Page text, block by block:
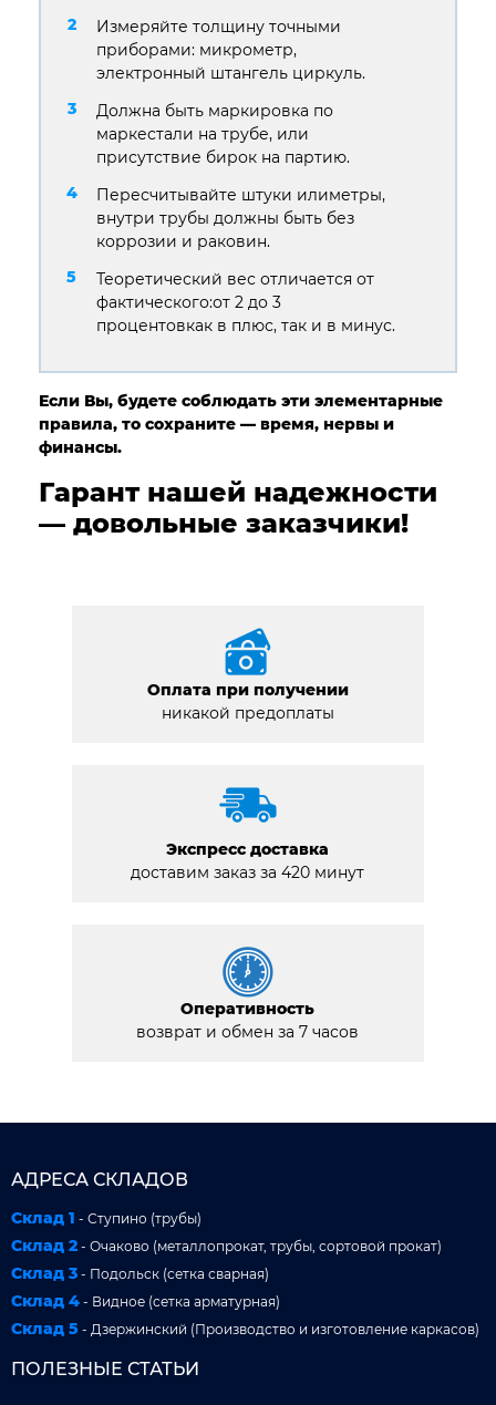
Измеряйте толщину точными
приборами: микрометр,
электронный штангель циркуль.
Должна быть маркировка по
маркестали на трубе, или
присутствие бирок на партию.
Пересчитывайте штуки илиметры,
внутри трубы должны быть без
коррозии и раковин.
Теоретический вес отличается от
фактического:от 2 до 3
процентовкак в плюс, так и в минус.
Если Вы, будете соблюдать эти элементарные
правила, то сохраните — время, нервы и
финансы.
Гарант нашей надежности
— довольные заказчики!
Оплата при получении
никакой предоплаты
Экспресс доставка
доставим заказ за 420 минут
Оперативность
возврат и обмен за 7 часов
АДРЕСА СКЛАДОВ
Склад 1 - Ступино (трубы)
Склад 2 - Очаково (металлопрокат, трубы, сортовой прокат)
Склад 3 - Подольск (сетка сварная)
Склад 4 - Видное (сетка арматурная)
Склад 5 - Дзержинский (Производство и изготовление каркасов)
ПОЛЕЗНЫЕ СТАТЬИ